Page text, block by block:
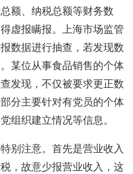
额、纳税总额等财务数
虚报瞒报。上海市场监管
数据进行抽查，若发现数
某位从事食品销售的个体
发现，不仅被要求更正数
分主要针对有党员的个体
组织建立情况等信息。
别注意。首先是营业收入
，故意少报营业收入，这